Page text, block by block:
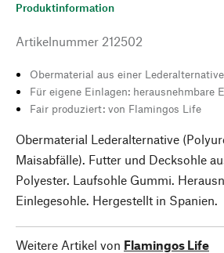
Produktinformation
Artikelnummer 212502
Obermaterial aus einer Lederalternative
Für eigene Einlagen: herausnehmbare
Fair produziert: von Flamingos Life
Obermaterial Lederalternative
Maisabfälle). Futter und Decksohle
Polyester. Laufsohle Gummi.
Einlegesohle. Hergestellt in Spanien.
Weitere Artikel von Flamingos Life